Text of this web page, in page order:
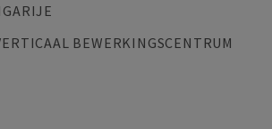
BEWERKINGSCENTRUM